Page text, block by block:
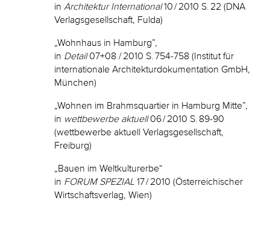
in Architektur International10 / 2010 S. 22 (DNA
Verlagsgesellschaft, Fulda)
„Wohnhaus in Hamburg”,
in Detail07+08 / 2010 S. 754-758 (Institut für
internationale Architekturdokumentation GmbH,
München)
„Wohnen im Brahmsquartier in Hamburg Mitte”,
in wettbewerbe aktuell06 / 2010 S. 89-90
(wettbewerbe aktuell Verlagsgesellschaft,
Freiburg)
„Bauen im Weltkulturerbe“
in FORUM SPEZIAL 17 / 2010 (Österreichischer
Wirtschaftsverlag, Wien)